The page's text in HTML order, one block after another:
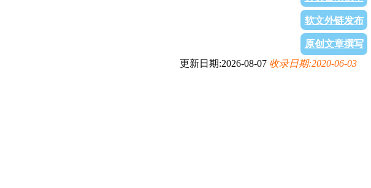
软文外链发布
原创文章撰写
更新日期:2026-08-07 收录日期:2020-06-03